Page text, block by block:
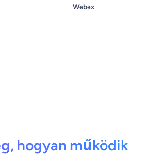
Webex
hogyan működik